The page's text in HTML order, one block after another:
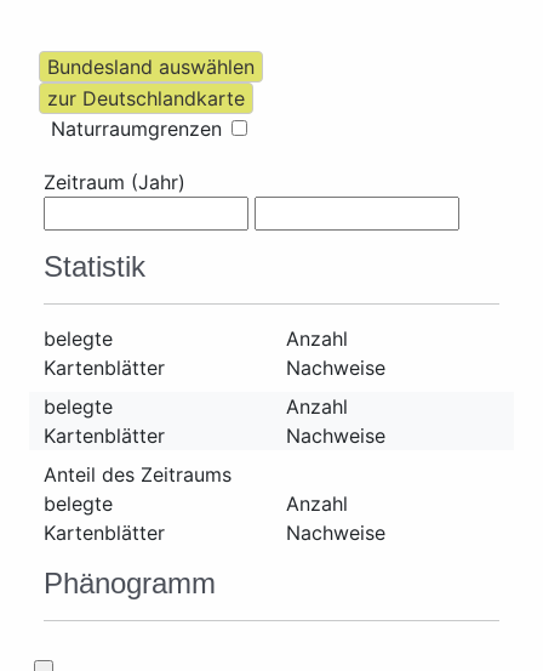
Naturraumgrenzen
Zeitraum (Jahr)
Statistik
belegte
Kartenblätter
Anzahl
Nachweise
belegte
Kartenblätter
Anzahl
Nachweise
Anteil des Zeitraums
belegte
Kartenblätter
Anzahl
Nachweise
Phänogramm